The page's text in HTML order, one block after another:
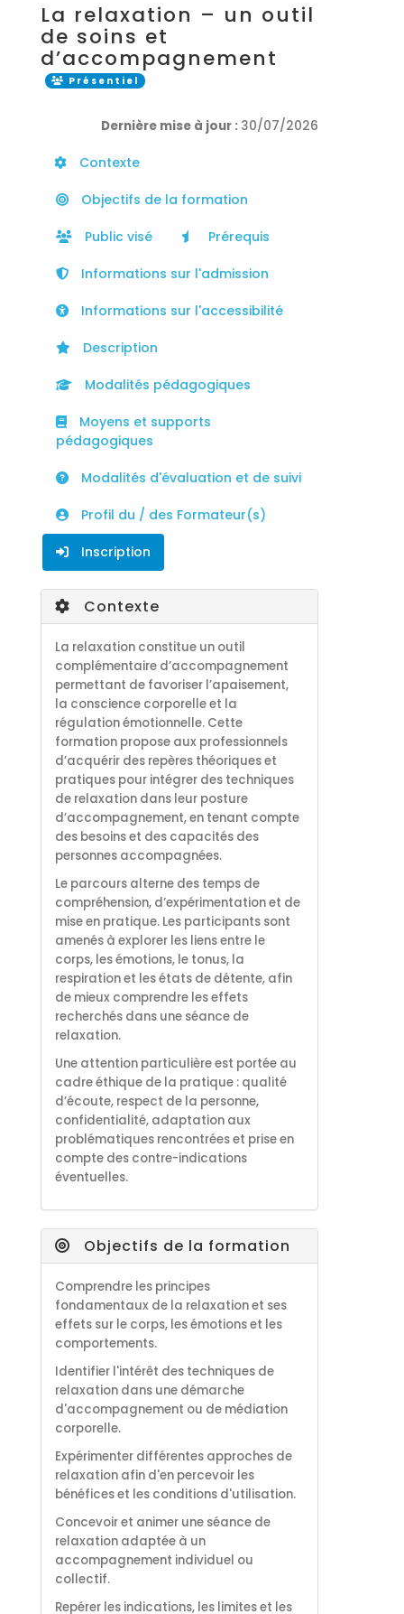
La relaxation – un outil
de soins et
d’accompagnement
Présentiel
Dernière mise à jour : 30/07/2026
Contexte
Objectifs de la formation
Public visé Prérequis
Informations sur l'admission
Informations sur l'accessibilité
Description
Modalités pédagogiques
Moyens et supports
pédagogiques
Modalités d'évaluation et de suivi
Profil du / des Formateur(s)
Inscription
Contexte
La relaxation constitue un outil
complémentaire d’accompagnement
permettant de favoriser l’apaisement,
la conscience corporelle et la
régulation émotionnelle. Cette
formation propose aux professionnels
d’acquérir des repères théoriques et
pratiques pour intégrer des techniques
de relaxation dans leur posture
d’accompagnement, en tenant compte
des besoins et des capacités des
personnes accompagnées.
Le parcours alterne des temps de
compréhension, d’expérimentation et de
mise en pratique. Les participants sont
amenés à explorer les liens entre le
corps, les émotions, le tonus, la
respiration et les états de détente, afin
de mieux comprendre les effets
recherchés dans une séance de
relaxation.
Une attention particulière est portée au
cadre éthique de la pratique : qualité
d’écoute, respect de la personne,
confidentialité, adaptation aux
problématiques rencontrées et prise en
compte des contre-indications
éventuelles.
Objectifs de la formation
Comprendre les principes
fondamentaux de la relaxation et ses
effets sur le corps, les émotions et les
comportements.
Identifier l'intérêt des techniques de
relaxation dans une démarche
d'accompagnement ou de médiation
corporelle.
Expérimenter différentes approches de
relaxation afin d'en percevoir les
bénéfices et les conditions d'utilisation.
Concevoir et animer une séance de
relaxation adaptée à un
accompagnement individuel ou
collectif.
Repérer les indications, les limites et les